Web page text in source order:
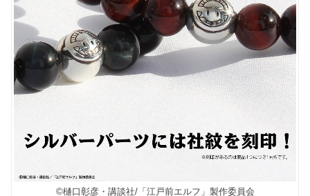
©樋口彰彦・講談社/「江戸前エルフ」製作委員会